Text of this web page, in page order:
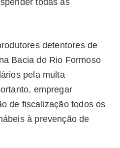
todas as
detentores de
Bacia do Rio Formoso
pela multa
empregar
de fiscalização todos os
à prevenção de